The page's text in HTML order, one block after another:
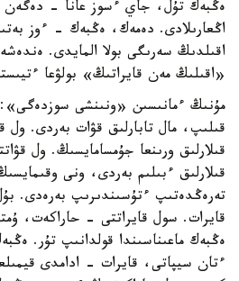
ەڭبەك تۇل، جاي ءسوز عانا - دەگەن
اڭعارىلادى. دەمەك، ەڭبەك - ءوز
اقىلدىڭ سەرىگى بولا المايدى.
«اقىلىڭ مەن قايراتىڭ» بولۋعا
مۇنىڭ ءمانىسىن «ونىنشى
قىلىپ، مال تابارلىق قۋات بەردى. ول
قىلارلىق ورىنعا جۇمسامايسىڭ. ول
قىلارلىق ءبىلىم بەردى، ونى
تەرەڭدەتىپ ءتۇسىندىرىپ بەرەدى.
قايرات. سول قايراتتى - حاراكەت،
ەڭبەك ماعىناسىندا قولدانىپ تۇر.
ءتان سيپاتى، قايرات - ادامدى